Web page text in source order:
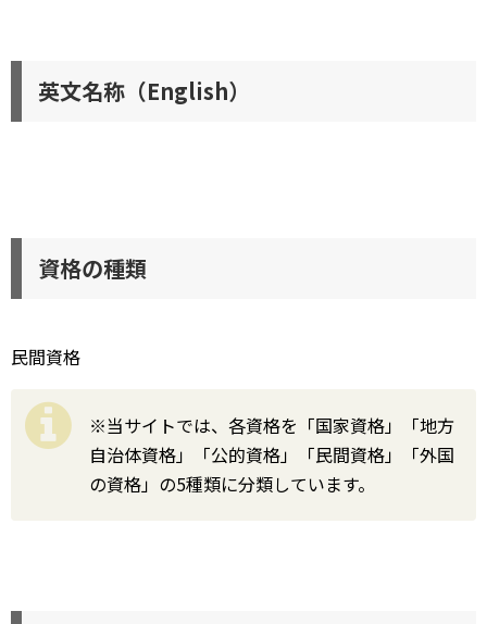
英文名称（English）
資格の種類
民間資格
※当サイトでは、各資格を「国家資格」「地方
自治体資格」「公的資格」「民間資格」「外国
の資格」の5種類に分類しています。